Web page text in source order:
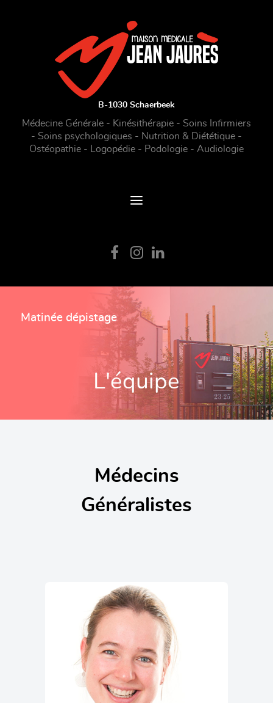
B-1030 Schaerbeek
Médecine Générale - Kinésithérapie - Soins Infirmiers
- Soins psychologiques - Nutrition & Diététique -
Ostéopathie - Logopédie - Podologie - Audiologie
Matinée dépistage
L'équipe
Médecins
Généralistes